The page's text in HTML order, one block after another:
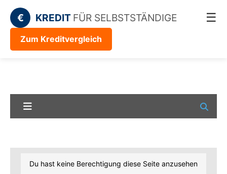
€ KREDIT FÜR SELBSTSTÄNDIGE ☰
Zum Kreditvergleich
Du hast keine Berechtigung diese Seite anzusehen